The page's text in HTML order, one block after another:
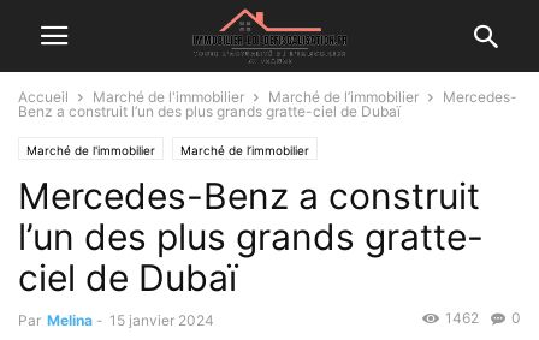
Accueil Marché de l'immobilier Marché de l’immobilier
Mercedes-
Benz a construit l’un des plus grands gratte-ciel de Dubaï
Marché de l'immobilier Marché de l’immobilier
Mercedes-Benz a construit
l’un des plus grands gratte-
ciel de Dubaï
Par Melina - 15 janvier 2024 0
1462